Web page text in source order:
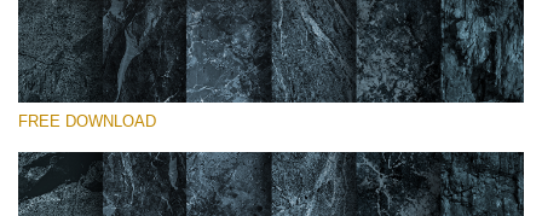
โปรดเลือก
Small 800*533px
FREE DOWNLOAD